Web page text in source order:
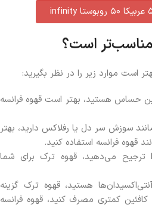
مناسب‌تر است؟
است موارد زیر را در نظر بگیرید:
حساس هستید، بهتر است قهوه فرانسه
سوزش سر دل یا رفلاکس دارید، بهتر
قهوه فرانسه استفاده کنید.
می‌دهید، قهوه ترک برای شما
هستید، قهوه ترک گزینه
کمتری مصرف کنید، قهوه فرانسه